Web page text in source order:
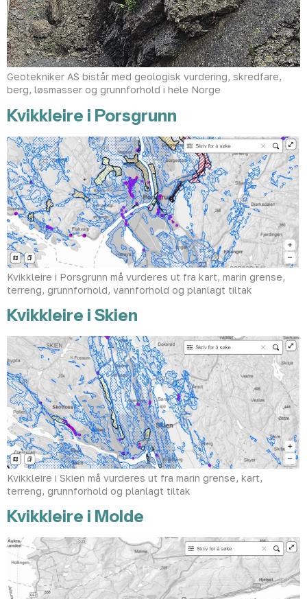
Geotekniker AS bistår med geologisk vurdering, skredfare,
berg, løsmasser og grunnforhold i hele Norge
Kvikkleire i Porsgrunn
Kvikkleire i Porsgrunn må vurderes ut fra kart, marin grense,
terreng, grunnforhold, vannforhold og planlagt tiltak
Kvikkleire i Skien
Kvikkleire i Skien må vurderes ut fra marin grense, kart,
terreng, grunnforhold og planlagt tiltak
Kvikkleire i Molde